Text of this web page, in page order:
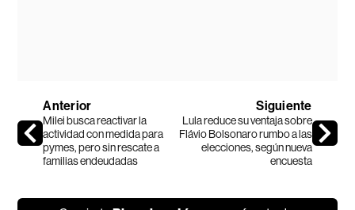
Anterior
Milei busca reactivar la
actividad con medida para
pymes, pero sin rescate a
familias endeudadas
Siguiente
Lula reduce su ventaja sobre
Flávio Bolsonaro rumbo a las
elecciones, según nueva
encuesta